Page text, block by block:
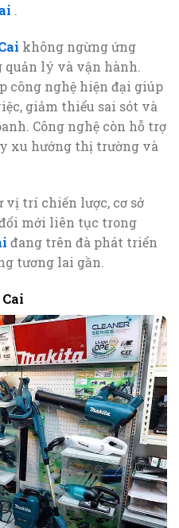
.
không ngừng ứng
quản lý và vận hành.
công nghệ hiện đại giúp
giảm thiểu sai sót và
Công nghệ còn hỗ trợ
xu hướng thị trường và
vị trí chiến lược, cơ sở
mới liên tục trong
đang trên đà phát triển
tương lai gần.